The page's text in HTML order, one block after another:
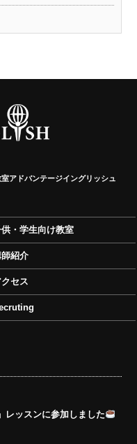
アドバンテージイングリッシュ
・学生向け教室
紹介
クセス
レッスンに参加しました